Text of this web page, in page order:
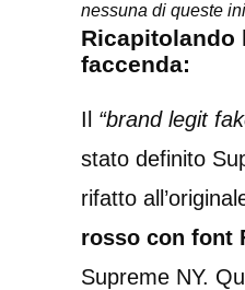
nessuna di queste
Ricapitolando
faccenda:
Il “brand legit
stato definito
rifatto
rosso con font
Supreme NY.